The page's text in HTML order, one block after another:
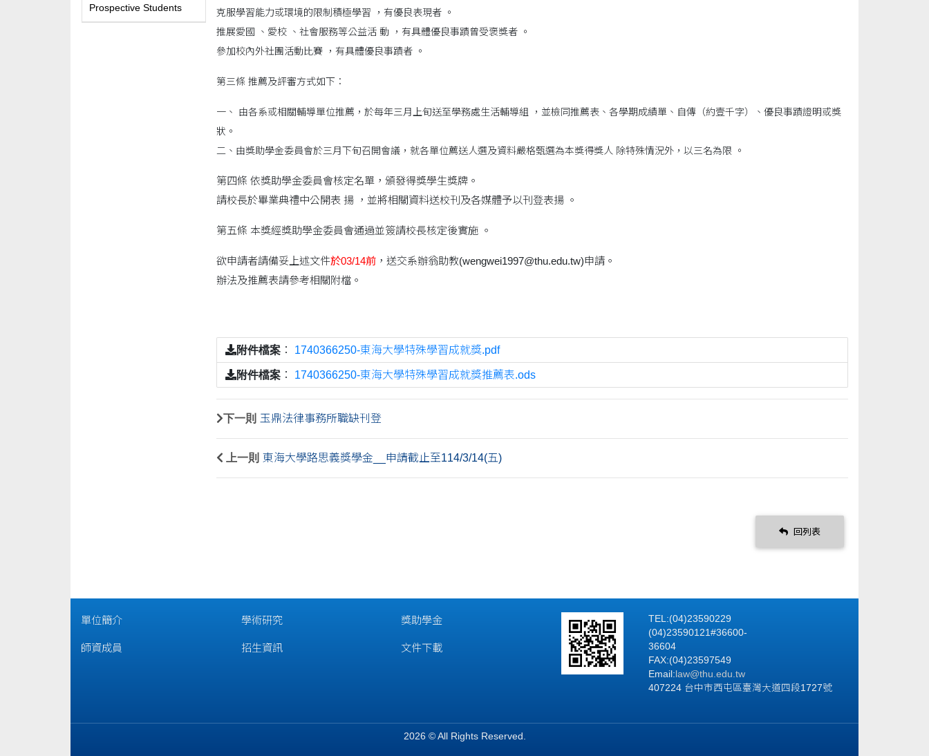
Prospective Students
克服學習能力或環境的限制積極學習 ，有優良表現者 。
推展愛國 、愛校 、社會服務等公益活 動 ，有具體優良事蹟曾受褒獎者 。
參加校內外社團活動比賽 ，有具體優良事蹟者 。
第三條 推薦及評審方式如下：
一、 由各系或相關輔導單位推薦，於每年三月上旬送至學務處生活輔導組 ，並檢同推薦表、各學期成績單、自傳（約壹千字）、優良事蹟證明或獎
狀。
二、由獎助學金委員會於三月下旬召開會議，就各單位薦送人選及資料嚴格甄選為本獎得獎人 除特殊情況外，以三名為限 。
第四條 依獎助學金委員會核定名單，頒發得獎學生獎牌。
請校長於畢業典禮中公開表 揚 ，並將相關資料送校刊及各媒體予以刊登表揚 。
第五條 本獎經獎助學金委員會通過並簽請校長核定後實施 。
欲申請者請備妥上述文件於03/14前 ，送交系辦翁助教(wengwei1997@thu.edu.tw)申請。
辦法及推薦表請參考相關附檔。
附件檔案 ： 1740366250-東海大學特殊學習成就獎.pdf
附件檔案 ： 1740366250-東海大學特殊學習成就獎推薦表.ods
下一則 玉鼎法律事務所職缺刊登
上一則 東海大學路思義獎學金__申請截止至114/3/14(五)
回列表
單位簡介
師資成員
學術研究
招生資訊
獎助學金
文件下載
TEL:(04)23590229
(04)23590121#36600-
36604
FAX:(04)23597549
Email: law@thu.edu.tw
407224 台中市西屯區臺灣大道四段1727號
2026 © All Rights Reserved.